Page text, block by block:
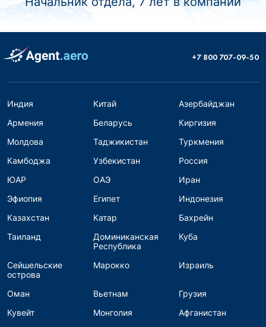
+7 800 707-09-50
Индия Китай
Азербайджан
Армения
Беларусь
Киргизия
Молдова
Таджикистан
Туркмения
Камбоджа
Узбекистан
Россия
ЮАР
ОАЭ
Иран
Эфиопия
Египет
Индонезия
Казахстан
Катар
Бахрейн
Таиланд
Доминиканская
Республика
Куба
Сейшельские
острова
Марокко Израиль
Оман Вьетнам
Грузия
Кувейт
Монголия
Афганистан